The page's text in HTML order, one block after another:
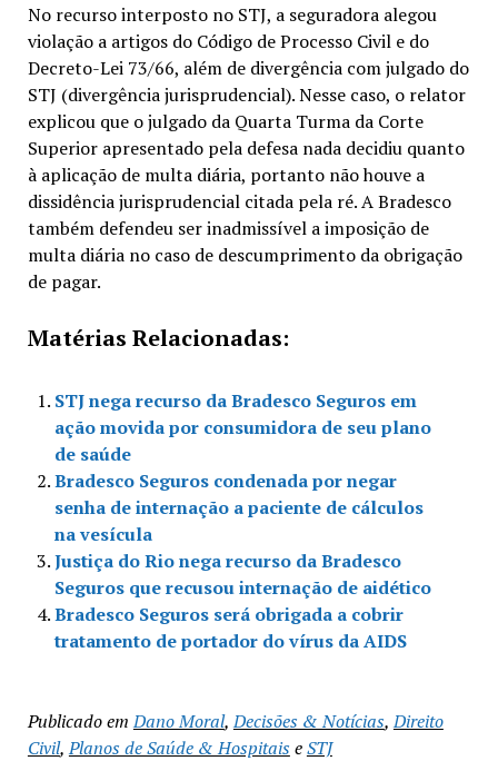
No recurso interposto no STJ, a seguradora alegou
violação a artigos do Código de Processo Civil e do
Decreto-Lei 73/66, além de divergência com julgado do
STJ (divergência jurisprudencial). Nesse caso, o relator
explicou que o julgado da Quarta Turma da Corte
Superior apresentado pela defesa nada decidiu quanto
à aplicação de multa diária, portanto não houve a
dissidência jurisprudencial citada pela ré. A Bradesco
também defendeu ser inadmissível a imposição de
multa diária no caso de descumprimento da obrigação
de pagar.
Matérias Relacionadas:
STJ nega recurso da Bradesco Seguros em
ação movida por consumidora de seu plano
de saúde
Bradesco Seguros condenada por negar
senha de internação a paciente de cálculos
na vesícula
Justiça do Rio nega recurso da Bradesco
Seguros que recusou internação de aidético
Bradesco Seguros será obrigada a cobrir
tratamento de portador do vírus da AIDS
Publicado em Dano Moral,Decisões & Notícias,Direito
Civil,Planos de Saúde & HospitaiseSTJ